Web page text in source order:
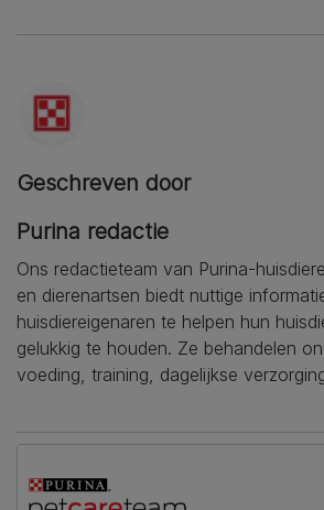
Geschreven door
Purina redactie
Ons redactieteam van Purina-
en dierenartsen biedt nuttige
huisdiereigenaren te helpen hun
gelukkig te houden. Ze behandelen
voeding, training, dagelijkse